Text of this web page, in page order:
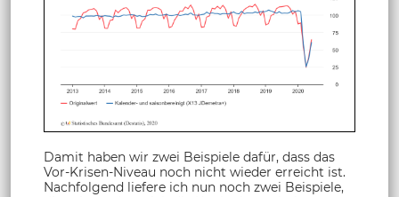
Damit haben wir zwei Beispiele dafür, dass das
Vor-Krisen-Niveau noch nicht wieder erreicht ist.
Nachfolgend liefere ich nun noch zwei Beispiele,